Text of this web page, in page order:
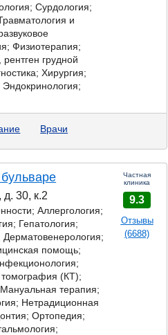
Сурдология;
и
Физиотерапия;
грудной
Хирургия;
Врачи
30, к.2
Аллергология;
Гепатология;
Дерматовенерология;
помощь;
(КТ);
терапия;
Нетрадиционная
Ортопедия;
Частная
клиника
9.3
Отзывы
(6688)